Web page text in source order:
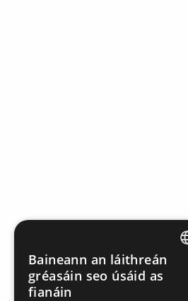
DEFAULT
Baineann an láithreán
gréasáin seo úsáid as
fianáin